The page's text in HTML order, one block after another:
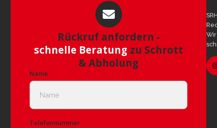
Rückruf anfordern -
schnelle Beratung zu Schrott
& Abholung
Name
Telefonnummer